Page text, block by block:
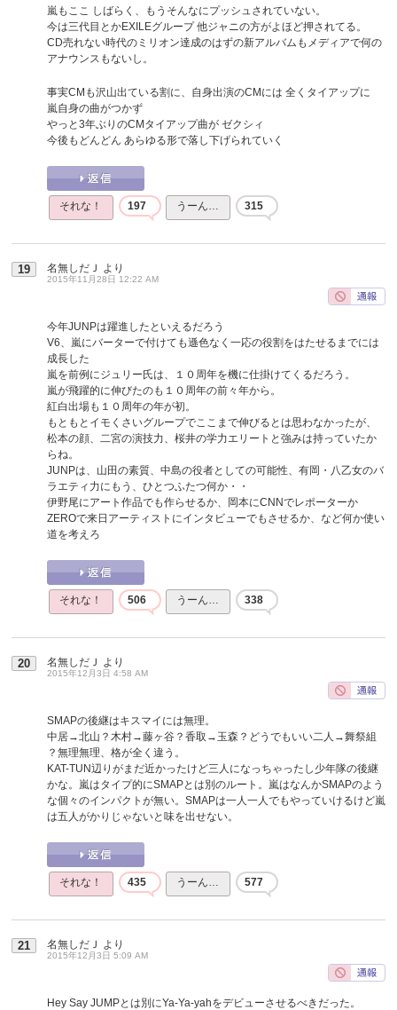
嵐もここ しばらく、もうそんなにプッシュされていない。
今は三代目とかEXILEグループ 他ジャニの方がよほど押されてる。
CD売れない時代のミリオン達成のはずの新アルバムもメディアで何の
アナウンスもないし。
事実CMも沢山出ている割に、自身出演のCMには 全くタイアップに
嵐自身の曲がつかず
やっと3年ぶりのCMタイアップ曲が ゼクシィ
今後もどんどん あらゆる形で落し下げられていく
それな！ 197 うーん… 315
19 名無しだＪ より
2015年11月28日 12:22 AM
今年JUNPは躍進したといえるだろう
V6、嵐にバーターで付けても遜色なく一応の役割をはたせるまでには
成長した
嵐を前例にジュリー氏は、１０周年を機に仕掛けてくるだろう。
嵐が飛躍的に伸びたのも１０周年の前々年から。
紅白出場も１０周年の年が初。
もともとイモくさいグループでここまで伸びるとは思わなかったが、
松本の顔、二宮の演技力、桜井の学力エリートと強みは持っていたか
らね。
JUNPは、山田の素質、中島の役者としての可能性、有岡・八乙女のバ
ラエティ力にもう、ひとつふたつ何か・・
伊野尾にアート作品でも作らせるか、岡本にCNNでレポーターか
ZEROで来日アーティストにインタビューでもさせるか、など何か使い
道を考えろ
それな！ 506 うーん… 338
20 名無しだＪ より
2015年12月3日 4:58 AM
SMAPの後継はキスマイには無理。
中居→北山？木村→藤ヶ谷？香取→玉森？どうでもいい二人→舞祭組
？無理無理、格が全く違う。
KAT-TUN辺りがまだ近かったけど三人になっちゃったし少年隊の後継
かな。嵐はタイプ的にSMAPとは別のルート。嵐はなんかSMAPのよう
な個々のインパクトが無い。SMAPは一人一人でもやっていけるけど嵐
は五人がかりじゃないと味を出せない。
それな！ 435 うーん… 577
21 名無しだＪ より
2015年12月3日 5:09 AM
Hey Say JUMPとは別にYa-Ya-yahをデビューさせるべきだった。